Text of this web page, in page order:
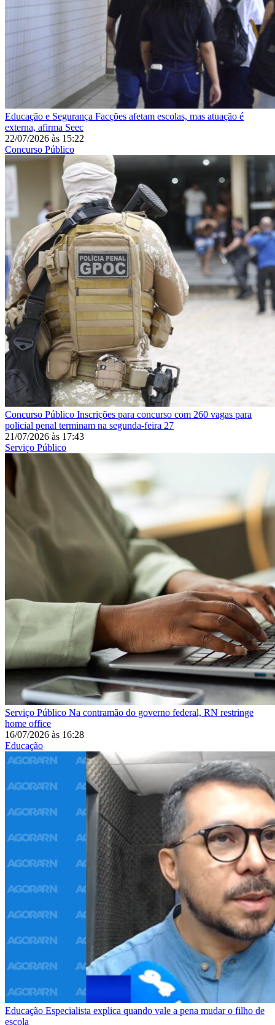
Educação e Segurança Facções afetam escolas, mas atuação é
externa, afirma Seec
22/07/2026 às 15:22
Concurso Público
Concurso Público Inscrições para concurso com 260 vagas para
policial penal terminam na segunda-feira 27
21/07/2026 às 17:43
Serviço Público
Serviço Público Na contramão do governo federal, RN restringe
home office
16/07/2026 às 16:28
Educação
Educação Especialista explica quando vale a pena mudar o filho de
escola